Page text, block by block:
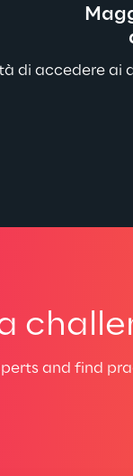
di accedere ai
and find